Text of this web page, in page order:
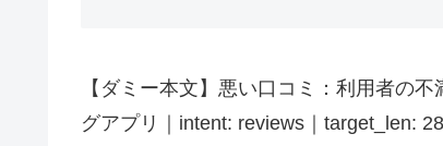
【ダミー本文】悪い口コミ：利用者の
グアプリ｜intent: reviews｜target_len: